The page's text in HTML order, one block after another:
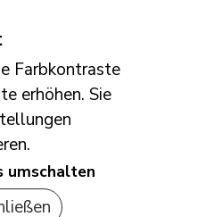
Farbkontraste
erhöhen. Sie
umschalten
Gebärdensprache
Ansicht
|Inhaltsverzeichnis
|Hinweisgebersystem
Stand
Ihnen Ben